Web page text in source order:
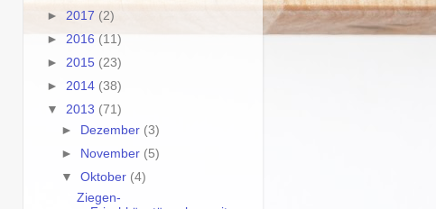
► 2017 (2)
► 2016 (11)
► 2015 (23)
► 2014 (38)
▼ 2013 (71)
►
Dezember (3)
►
November (5)
▼Oktober (4)
Ziegen-